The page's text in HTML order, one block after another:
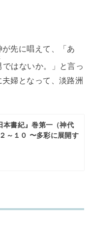
先に唱えて、「あ
ではないか。」と言っ
婦となって、淡路洲
本書紀』巻第一（神代
～１０ 〜多彩に展開す